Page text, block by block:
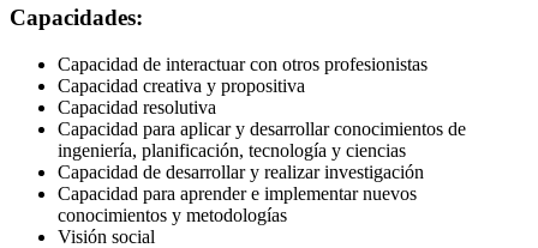
Capacidades:
Capacidad de interactuar con otros profesionistas
Capacidad creativa y propositiva
Capacidad resolutiva
Capacidad para aplicar y desarrollar conocimientos de
ingeniería, planificación, tecnología y ciencias
Capacidad de desarrollar y realizar investigación
Capacidad para aprender e implementar nuevos
conocimientos y metodologías
Visión social